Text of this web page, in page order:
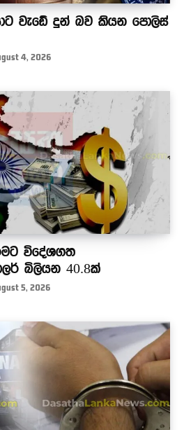
වැඩේ දුන් බව කියන පොලිස්
4, 2026
විදේශගත
බිලියන 40.8ක්
5, 2026